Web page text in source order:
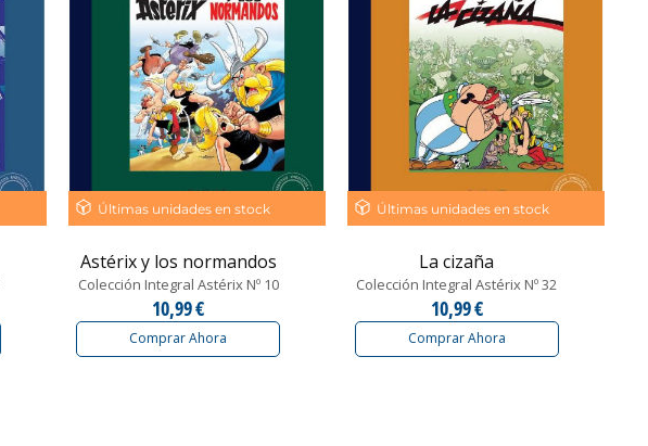
Últimas unidades en stock
Astérix y los normandos
Colección Integral Astérix Nº 10
10,99 €
Comprar Ahora
Últimas unidades en stock
La cizaña
Colección Integral Astérix Nº 32
10,99 €
Comprar Ahora